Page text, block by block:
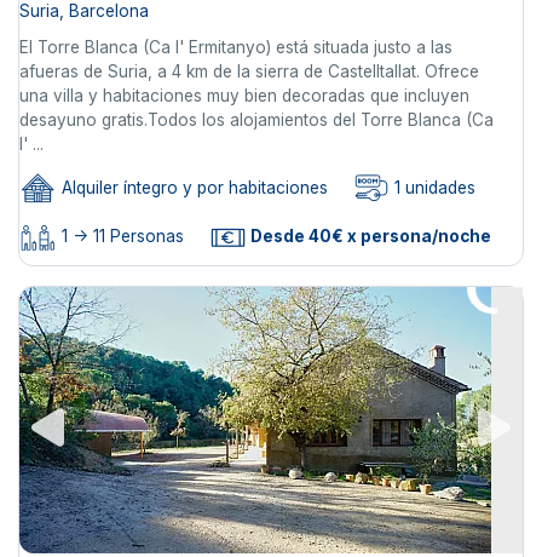
Suria, Barcelona
El Torre Blanca (Ca l' Ermitanyo) está situada justo a las
afueras de Suria, a 4 km de la sierra de Castelltallat. Ofrece
una villa y habitaciones muy bien decoradas que incluyen
desayuno gratis.Todos los alojamientos del Torre Blanca (Ca
l' ...
Alquiler íntegro y por habitaciones 1 unidades
1 -> 11 Personas Desde 40€ x persona/noche